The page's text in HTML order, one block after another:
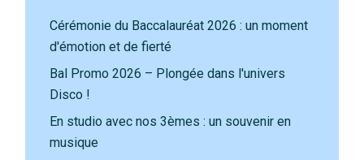
Cérémonie du Baccalauréat 2026 : un moment
d'émotion et de fierté
Bal Promo 2026 – Plongée dans l'univers
Disco !
En studio avec nos 3èmes : un souvenir en
musique